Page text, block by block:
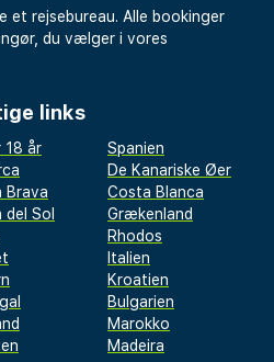
et rejsebureau. Alle bookinger
du vælger i vores
links
18 år
Spanien
De Kanariske Øer
Brava
Costa Blanca
Sol
Grækenland
Rhodos
Italien
Kroatien
Bulgarien
Marokko
Madeira